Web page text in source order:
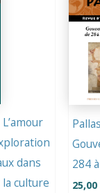
dans
culture
284
25,00